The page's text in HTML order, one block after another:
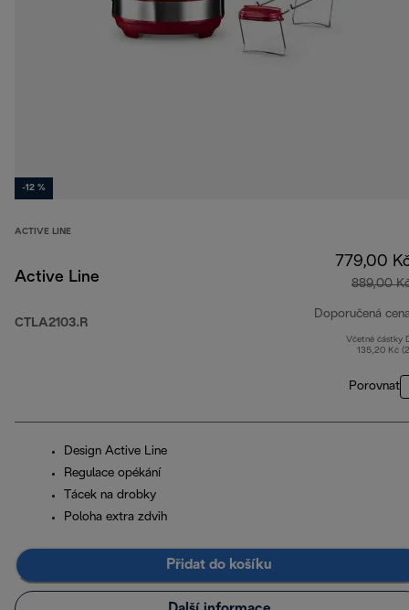
-12 %
ACTIVE LINE
Active Line
CTLA2103.R
779,00
889,00
Doporučená
Včetně částky
135,20 Kč
Porovnat
Design Active Line
Regulace opékání
Tácek na drobky
Poloha extra zdvih
Přidat do košíku